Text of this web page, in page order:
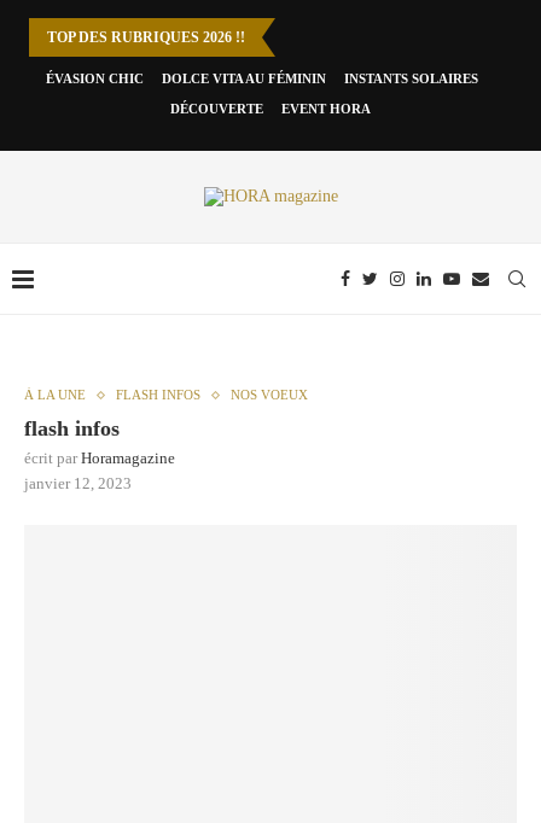
TOP DES RUBRIQUES 2026 !!
ÉVASION CHIC DOLCE VITA AU FÉMININ INSTANTS SOLAIRES
DÉCOUVERTE EVENT HORA
À LA UNE FLASH INFOS NOS VOEUX
flash infos
écrit parHoramagazine
janvier 12, 2023